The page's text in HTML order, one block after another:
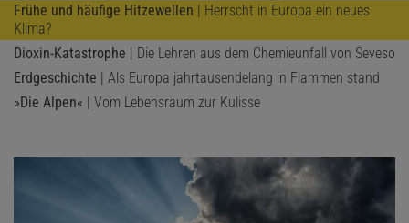
Frühe und häufige Hitzewellen | Herrscht in Europa ein neues
Klima?
Dioxin-Katastrophe | Die Lehren aus dem Chemieunfall von Seveso
Erdgeschichte | Als Europa jahrtausendelang in Flammen stand
»Die Alpen« | Vom Lebensraum zur Kulisse